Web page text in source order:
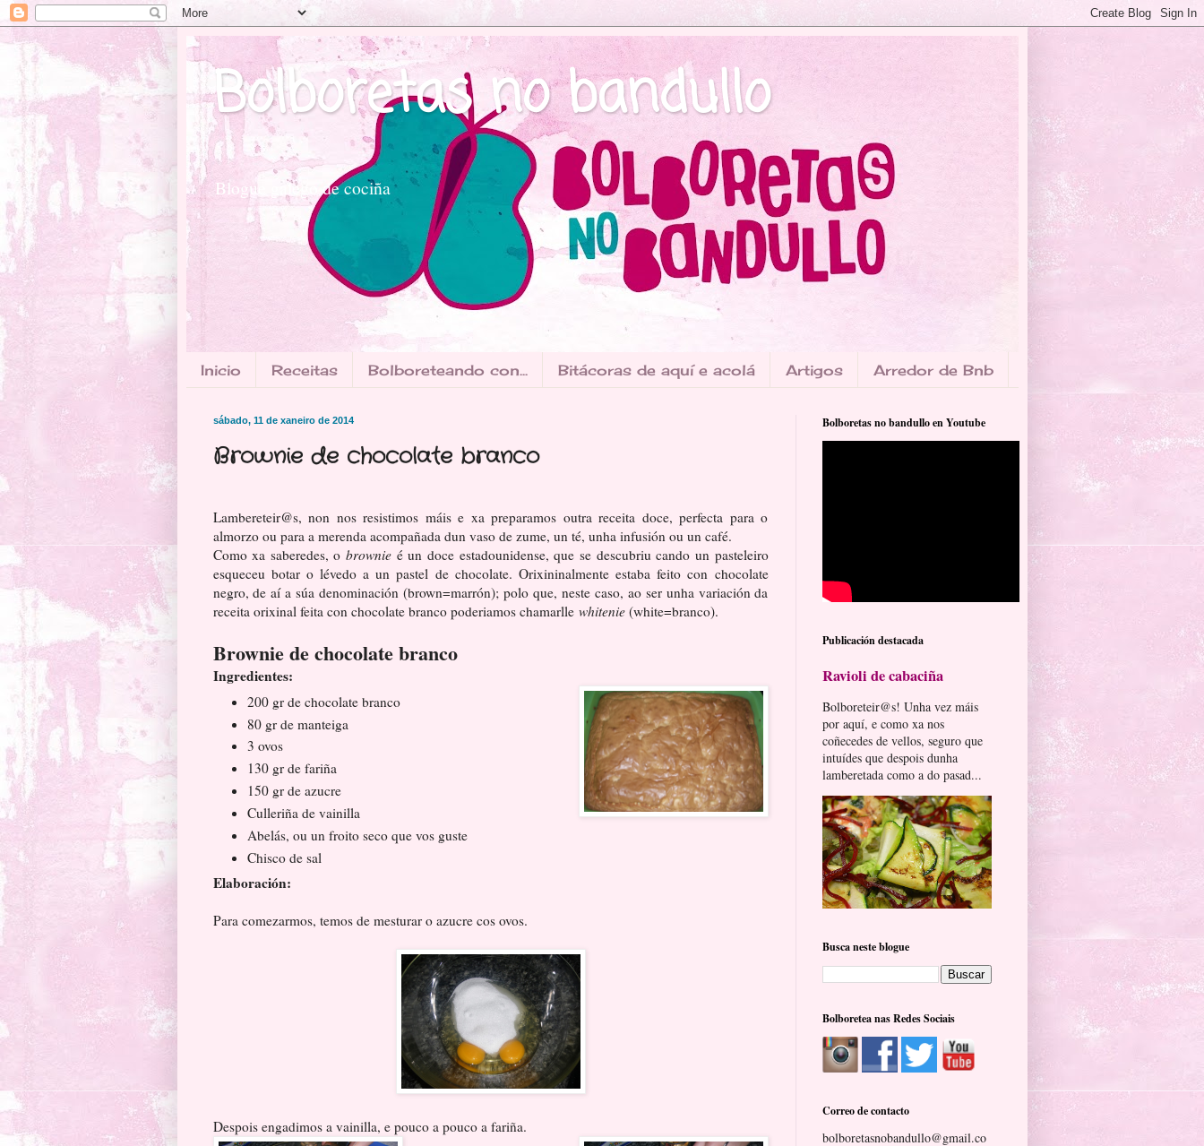
Bolboretas no bandullo
Blogue galego de cociña
Inicio Receitas Bolboreteando con... Bitácoras de aquí e acolá Artigos Arredor de Bnb
sábado, 11 de xaneiro de 2014
Brownie de chocolate branco
Lambereteir@s, non nos resistimos máis e xa preparamos outra receita doce, perfecta para o
almorzo ou para a merenda acompañada dun vaso de zume, un té, unha infusión ou un café.
Como xa saberedes, obrownie é un doce estadounidense, que se descubriu cando un pasteleiro
esqueceu botar o lévedo a un pastel de chocolate. Orixininalmente estaba feito con chocolate
negro, de aí a súa denominación (brown=marrón); polo que, neste caso, ao ser unha variación da
receita orixinal feita con chocolate branco poderiamos chamarlle whitenie(white=branco).
Brownie de chocolate branco
Ingredientes:
200 gr de chocolate branco
80 gr de manteiga
3 ovos
130 gr de fariña
150 gr de azucre
Culleriña de vainilla
Abelás, ou un froito seco que vos guste
Chisco de sal
Elaboración:
Para comezarmos, temos de mesturar o azucre cos ovos.
Despois engadimos a vainilla, e pouco a pouco a fariña.
Bolboretas no bandullo en Youtube
Publicación destacada
Ravioli de cabaciña
Bolboreteir@s! Unha vez máis
por aquí, e como xa nos
coñecedes de vellos, seguro que
intuídes que despois dunha
lamberetada como a do pasad...
Busca neste blogue
Bolboretea nas Redes Sociais
Correo de contacto
bolboretasnobandullo@gmail.co